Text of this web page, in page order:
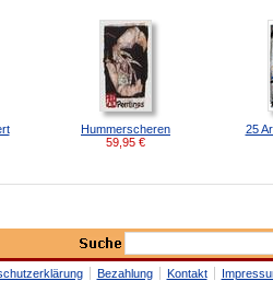
Hummerscheren
59,95 €
25
Bezahlung Kontakt